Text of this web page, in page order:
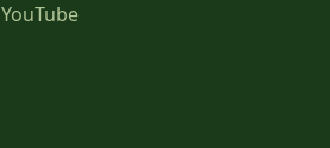
YouTube